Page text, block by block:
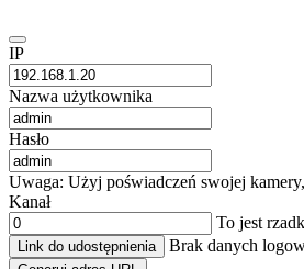
IP
Nazwa użytkownika
Hasło
Uwaga: Użyj poświadczeń swojej
Kanał
To jest
Link do udostępnienia Brak danych